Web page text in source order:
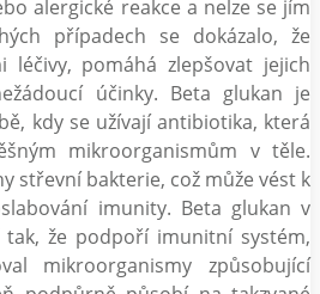
alergické reakce a nelze se jím
případech se dokázalo, že
léčivy, pomáhá zlepšovat jejich
účinky. Beta glukan je
kdy se užívají antibiotika, která
mikroorganismům v těle.
střevní bakterie, což může vést k
imunity. Beta glukan v
že podpoří imunitní systém,
mikroorganismy způsobující